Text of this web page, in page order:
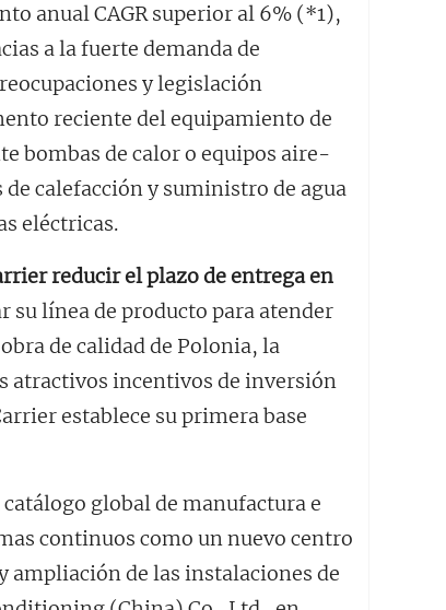
anual CAGR superior al 6% (*1),
a la fuerte demanda de
y legislación
reciente del equipamiento de
bombas de calor o equipos aire-
calefacción y suministro de agua
eléctricas.
reducir el plazo de entrega en
su línea de producto para atender
de calidad de Polonia, la
atractivos incentivos de inversión
establece su primera base
global de manufactura e
continuos como un nuevo centro
ampliación de las instalaciones de